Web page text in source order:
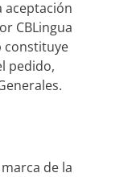
aceptación
CBLingua
constituye
pedido,
de la